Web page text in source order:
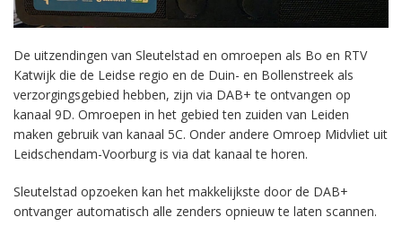
De uitzendingen van Sleutelstad en omroepen als Bo en RTV
Katwijk die de Leidse regio en de Duin- en Bollenstreek als
verzorgingsgebied hebben, zijn via DAB+ te ontvangen op
kanaal 9D. Omroepen in het gebied ten zuiden van Leiden
maken gebruik van kanaal 5C. Onder andere Omroep Midvliet uit
Leidschendam-Voorburg is via dat kanaal te horen.
Sleutelstad opzoeken kan het makkelijkste door de DAB+
ontvanger automatisch alle zenders opnieuw te laten scannen.